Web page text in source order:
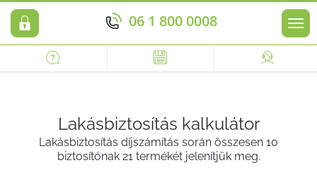
06 1 800 0008
Lakásbiztosítás kalkulátor
Lakásbiztosítás díjszámítás során összesen 10
biztosítónak 21 termékét jelenítjük meg.